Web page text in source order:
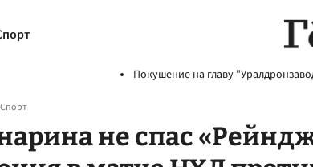
Покушение на главу
Спорт
не спас